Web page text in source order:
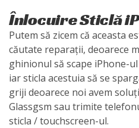
Înlocuire Sticlă
Putem să zicem că aceasta
căutate reparații, deoarece
ghinionul să scape iPhone-
iar sticla acestuia să se
griji deoarece noi avem
Glassgsm sau trimite
sticla / touchscreen-ul.